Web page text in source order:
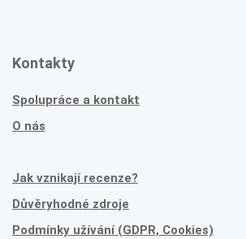
Kontakty
Spolupráce a kontakt
O nás
Jak vznikají recenze?
Důvěryhodné zdroje
Podmínky užívání (GDPR, Cookies)